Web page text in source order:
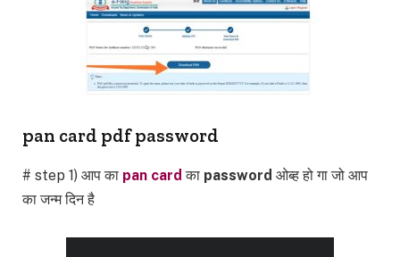
pan card pdf password
# step 1) आप का pan card का password ओब्ह हो गा जो आप
का जन्म दिन है